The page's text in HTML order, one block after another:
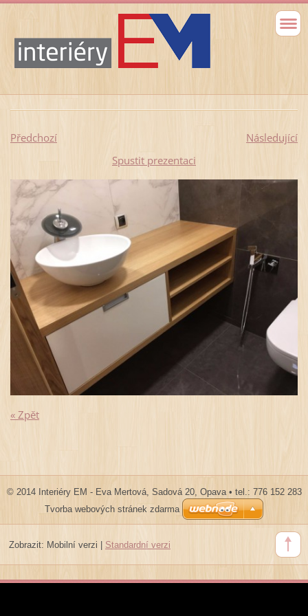
Předchozí
Následující
Spustit prezentaci
« Zpět
© 2014 Interiéry EM - Eva Mertová, Sadová 20, Opava • tel.: 776 152 283
Tvorba webových stránek zdarma
Zobrazit: Mobilní verzi Standardní verzi